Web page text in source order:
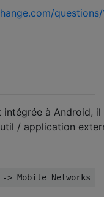
à Android, il
/ application